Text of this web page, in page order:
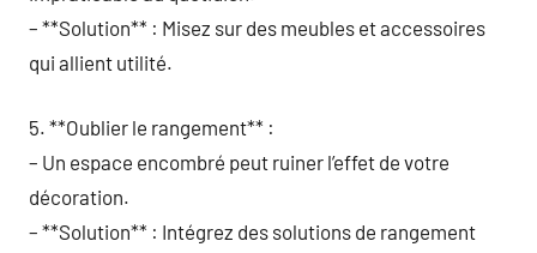
– **Solution** : Misez sur des meubles et accessoires
qui allient utilité.
5. **Oublier le rangement** :
– Un espace encombré peut ruiner l’effet de votre
décoration.
– **Solution** : Intégrez des solutions de rangement